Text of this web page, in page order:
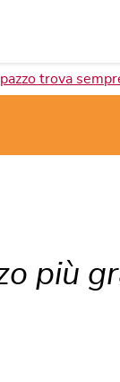
trova
più